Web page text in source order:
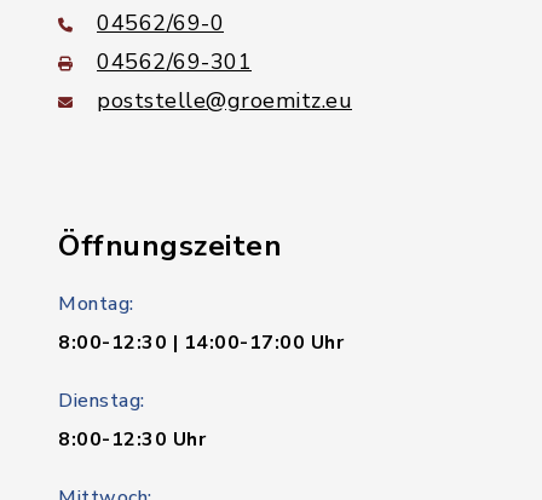
04562/69-0
04562/69-301
poststelle@groemitz.eu
Öffnungszeiten
Montag:
8:00-12:30 | 14:00-17:00 Uhr
Dienstag:
8:00-12:30 Uhr